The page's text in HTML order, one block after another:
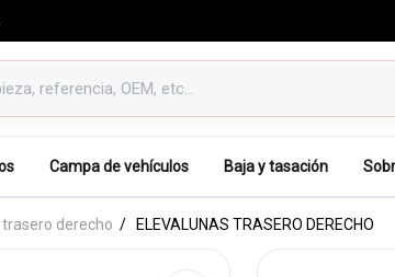
Campa de vehículos Baja y tasación
trasero derecho ELEVALUNAS TRASERO DERECHO